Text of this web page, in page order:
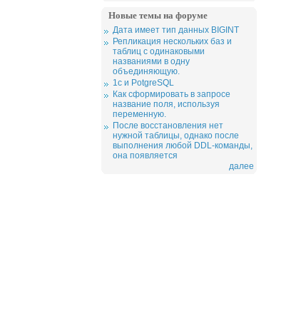
Новые темы на форуме
Дата имеет тип данных BIGINT
Репликация нескольких баз и
таблиц с одинаковыми
названиями в одну
объединяющую.
1c и PotgreSQL
Как сформировать в запросе
название поля, используя
переменную.
После восстановления нет
нужной таблицы, однако после
выполнения любой DDL-команды,
она появляется
далее